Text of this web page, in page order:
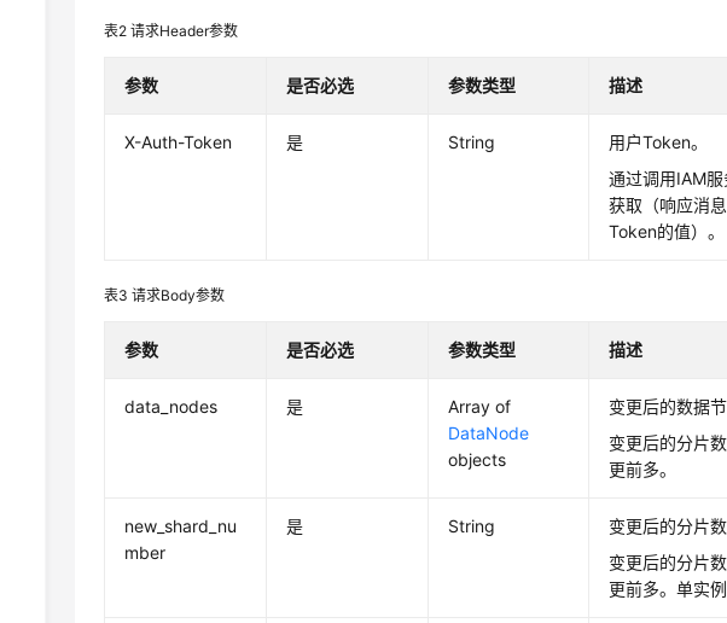
表2请求Header参数
参数 是否必选 参数类型 描述
X-Auth-Token 是 String
用户Token。
通过调用IAM
获取（响应消
Token的值）。
表3请求Body参数
参数 是否必选 参数类型 描述
data_nodes 是
Array of
DataNode
objects
变更后的数据
变更后的分片
更前多。
new_shard_nu
mber
是 String
变更后的分片
变更后的分片
更前多。单实